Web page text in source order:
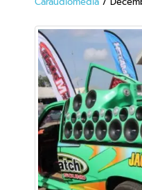
สวย ดัง เสียงดีอย่
OVERMATCH จ
Caraudiomedia/